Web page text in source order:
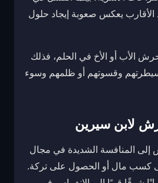
يعكس صعوبة إيجاد حلول
الأب أو الأخ في الحلم، فذلك
وقسوتهم أو ظلمهم وسوء
لابن سيرين
إلى المنافسة الشديدة في مجال
كسب مال أو الحصول على تركة.